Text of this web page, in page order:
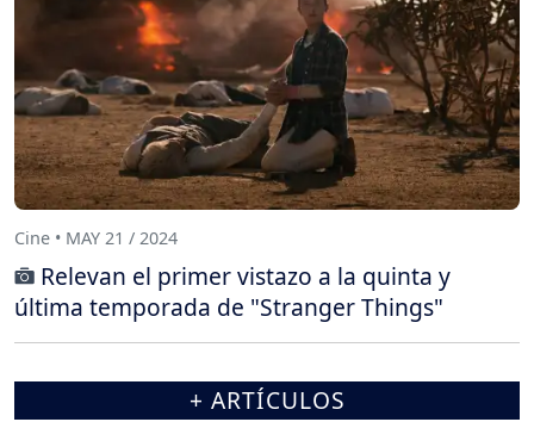
Cine • MAY 21 / 2024
Relevan el primer vistazo a la quinta y
última temporada de "Stranger Things"
+ ARTÍCULOS